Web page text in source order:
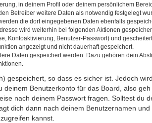
in deinem Profil oder deinem persönlichem
Betreiber weitere Daten als notwendig festgelegt
die dort eingegebenen Daten ebenfalls
wird weiterhin bei folgenden Aktionen
Kontoaktivierung, Benutzer-Passwort) und
angezeigt und nicht dauerhaft gespeichert.
Daten gespeichert werden. Dazu gehören dein
gespeichert, so dass es sicher ist. Jedoch
Benutzerkonto für das Board, also
nach deinem Passwort fragen. Solltest du
dich dann nach deinem Benutzernamen
kannst.